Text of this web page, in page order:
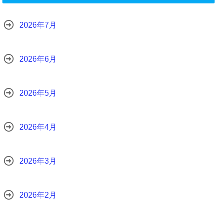
2026年7月
2026年6月
2026年5月
2026年4月
2026年3月
2026年2月